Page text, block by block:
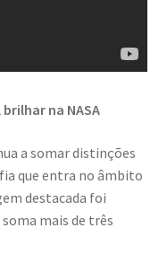
na NASA
a somar distinções
que entra no âmbito
destacada foi
mais de três